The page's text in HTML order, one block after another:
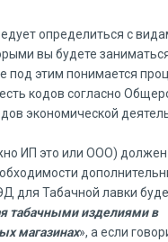
определиться с
вы будете
под этим понимается
кодов согласно
экономической
ИП это или ООО) должен
для Табачной лавки
табачными изделиями в
магазинах», а если